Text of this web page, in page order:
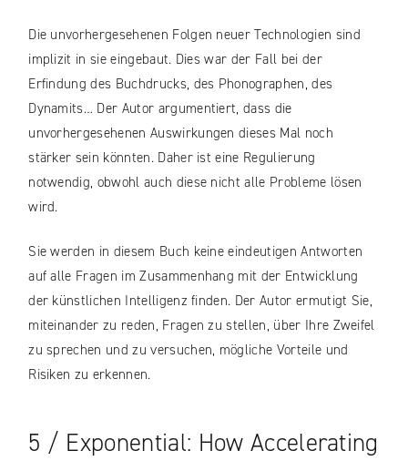
Die unvorhergesehenen Folgen neuer Technologien sind
implizit in sie eingebaut. Dies war der Fall bei der
Erfindung des Buchdrucks, des Phonographen, des
Dynamits… Der Autor argumentiert, dass die
unvorhergesehenen Auswirkungen dieses Mal noch
stärker sein könnten. Daher ist eine Regulierung
notwendig, obwohl auch diese nicht alle Probleme lösen
wird.
Sie werden in diesem Buch keine eindeutigen Antworten
auf alle Fragen im Zusammenhang mit der Entwicklung
der künstlichen Intelligenz finden. Der Autor ermutigt Sie,
miteinander zu reden, Fragen zu stellen, über Ihre Zweifel
zu sprechen und zu versuchen, mögliche Vorteile und
Risiken zu erkennen.
5 / Exponential: How Accelerating